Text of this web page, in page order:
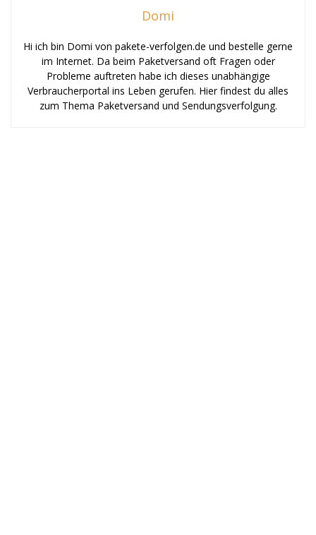
Domi
Hi ich bin Domi von pakete-verfolgen.de und bestelle gerne
im Internet. Da beim Paketversand oft Fragen oder
Probleme auftreten habe ich dieses unabhängige
Verbraucherportal ins Leben gerufen. Hier findest du alles
zum Thema Paketversand und Sendungsverfolgung.